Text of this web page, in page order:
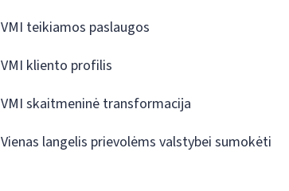
VMI teikiamos paslaugos
VMI kliento profilis
VMI skaitmeninė transformacija
Vienas langelis prievolėms valstybei sumokėti